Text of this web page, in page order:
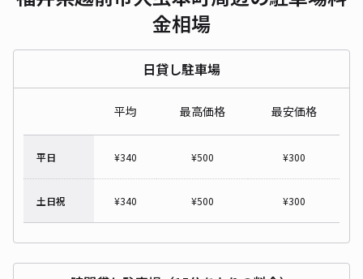
金相場
日貸し駐車場
平均 最高価格 最安価格
平日 ¥340 ¥500 ¥300
土日祝 ¥340 ¥500 ¥300